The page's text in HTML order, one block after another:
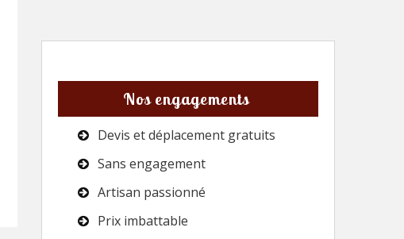
Nos engagements
Devis et déplacement gratuits
Sans engagement
Artisan passionné
Prix imbattable